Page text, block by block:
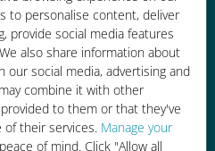
to personalise content, deliver
provide social media features
also share information about
our social media, advertising and
combine it with other
to them or that they've
their services. Manage your
of mind. Click "Allow all